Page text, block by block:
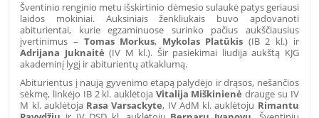
Šventinio renginio metu išskirtinio dėmesio sulaukė patys geriausi
laidos mokiniai. Auksiniais ženkliukais buvo apdovanoti
abiturientai, kurie egzaminuose surinko pačius aukščiausius
įvertinimus – Tomas Morkus, Mykolas Platūkis (IB 2 kl.) ir
Adrijana Juknaitė (IV M kl.). Šir pasiekimai liudija aukštą KJG
akademinį lygį ir abiturientų atkaklumą.
Abiturientus į naują gyvenimo etapą palydėjo ir drąsos, nešančios
sėkmę, linkėjo IB 2 kl. auklėtoja Vitalija Miškinienėdrauge su IV
M kl. auklėtojaRasa Varsackyte, IV AdM kl. auklėtoju Rimantu